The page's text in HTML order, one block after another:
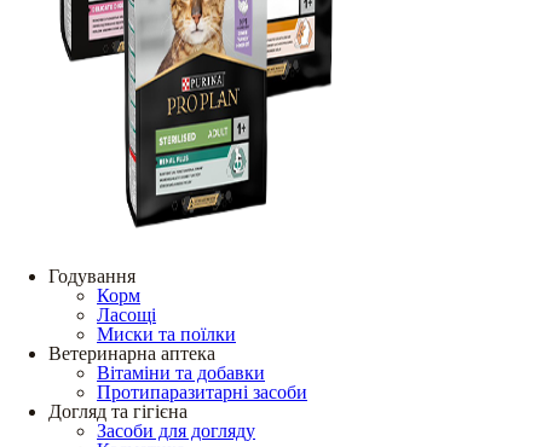
Годування
Корм
Ласощі
Миски та поїлки
Ветеринарна аптека
Вітаміни та добавки
Протипаразитарні засоби
Догляд та гігієна
Засоби для догляду